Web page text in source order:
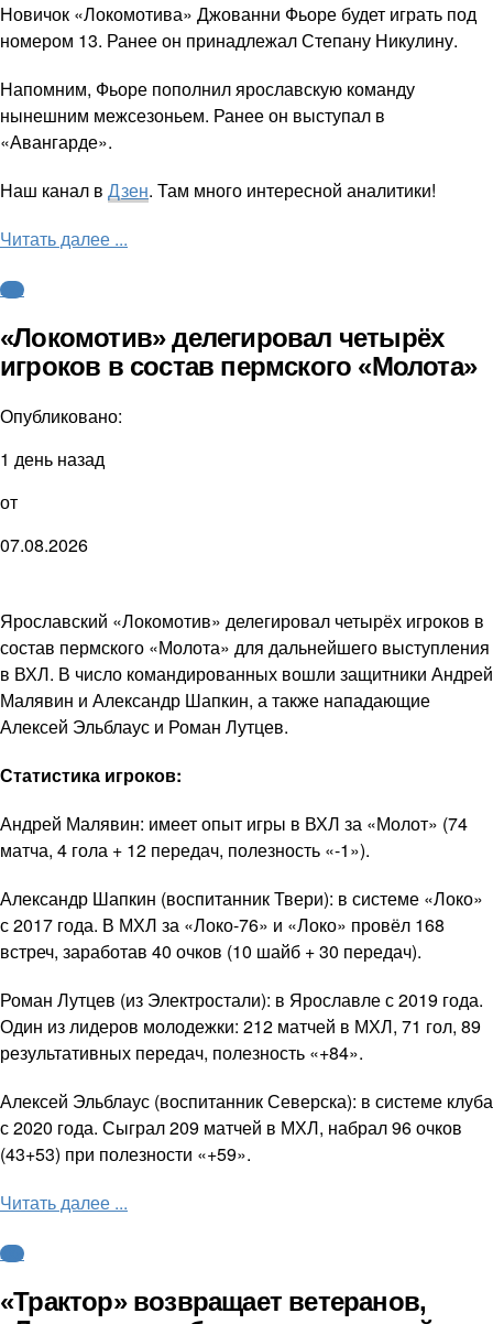
Новичок «Локомотива» Джованни Фьоре будет играть под
номером 13. Ранее он принадлежал Степану Никулину.
Напомним, Фьоре пополнил ярославскую команду
нынешним межсезоньем. Ранее он выступал в
«Авангарде».
Наш канал в Дзен. Там много интересной аналитики!
Читать далее ...
КХЛ
«Локомотив» делегировал четырёх
игроков в состав пермского «Молота»
Опубликовано:
1 день назад
от
07.08.2026
Ярославский «Локомотив» делегировал четырёх игроков в
состав пермского «Молота» для дальнейшего выступления
в ВХЛ. В число командированных вошли защитники Андрей
Малявин и Александр Шапкин, а также нападающие
Алексей Эльблаус и Роман Лутцев.
Статистика игроков:
Андрей Малявин: имеет опыт игры в ВХЛ за «Молот» (74
матча, 4 гола + 12 передач, полезность «-1»).
Александр Шапкин (воспитанник Твери): в системе «Локо»
с 2017 года. В МХЛ за «Локо-76» и «Локо» провёл 168
встреч, заработав 40 очков (10 шайб + 30 передач).
Роман Лутцев (из Электростали): в Ярославле с 2019 года.
Один из лидеров молодежки: 212 матчей в МХЛ, 71 гол, 89
результативных передач, полезность «+84».
Алексей Эльблаус (воспитанник Северска): в системе клуба
с 2020 года. Сыграл 209 матчей в МХЛ, набрал 96 очков
(43+53) при полезности «+59».
Читать далее ...
КХЛ
«Трактор» возвращает ветеранов,